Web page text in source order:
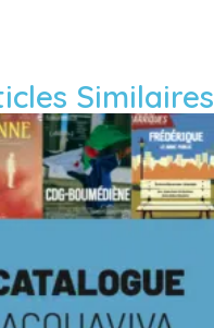
Similaires